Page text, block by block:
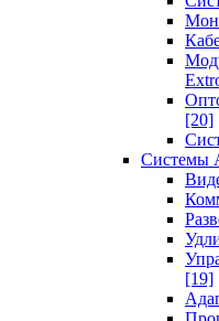
[20]
Системы
[19]